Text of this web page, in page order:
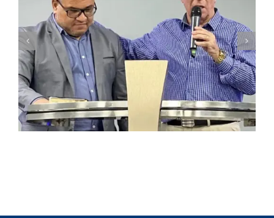
O Poder do Voto e a Entrega que Gera
Multiplicação